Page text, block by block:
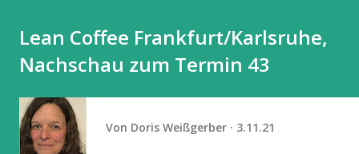
Lean Coffee Frankfurt/Karlsruhe,
Nachschau zum Termin 43
Von Doris Weißgerber 3.11.21